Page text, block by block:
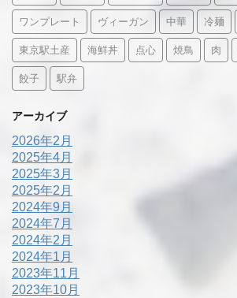
ワンプレート ヴィーガン 中華 冷麺
東京駅土産 海鮮丼 点心 焼鳥 肉
餃子 駅弁
アーカイブ
2026年2月
2025年4月
2025年3月
2025年2月
2024年9月
2024年7月
2024年2月
2024年1月
2023年11月
2023年10月